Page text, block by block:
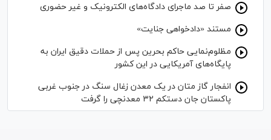
صفر تا صد ماجرای دادگاه‌های الکترونیک و غیر حضوری
مستند «دادخواهی جنایت»
مظلوم‌نمایی حاکم بحرین پس از حملات دقیق ایران به
پایگاه‌های آمریکایی در این کشور
انفجار گاز متان در یک معدن زغال سنگ در جنوب غربی
پاکستان جان دستکم ۳۲ معدنچی را گرفت